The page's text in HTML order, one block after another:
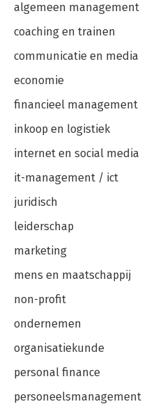
algemeen management
coaching en trainen
communicatie en media
economie
financieel management
inkoop en logistiek
internet en social media
it-management / ict
juridisch
leiderschap
marketing
mens en maatschappij
non-profit
ondernemen
organisatiekunde
personal finance
personeelsmanagement